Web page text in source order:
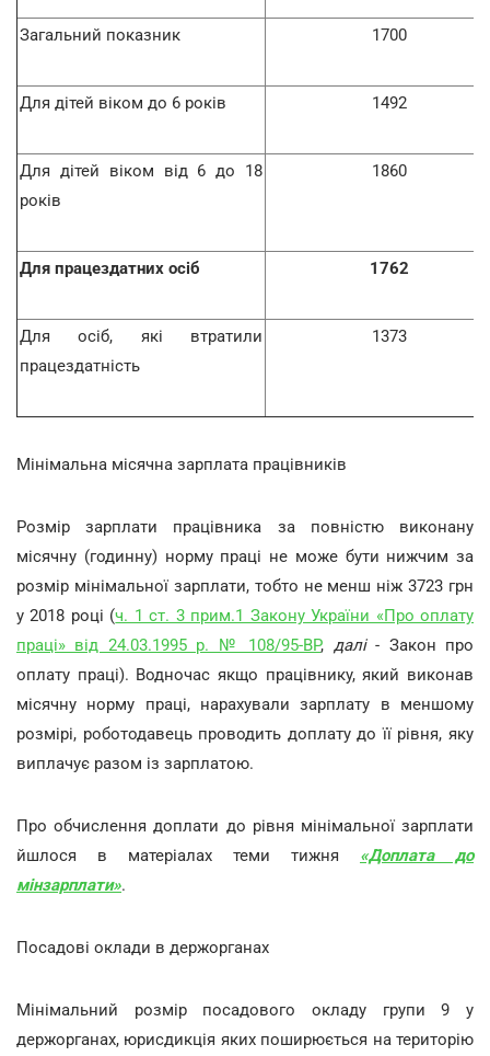
Загальний показник 1700
Для дітей віком до 6 років 1492
Для дітей віком від 6 до 18
років
1860
Для працездатних осіб 1762
Для осіб, які втратили
працездатність
1373
Мінімальна місячна зарплата працівників
Розмір зарплати працівника за повністю виконану
місячну (годинну) норму праці не може бути нижчим за
розмір мінімальної зарплати, тобто не менш ніж 3723 грн
у 2018 році (ч. 1 ст. 3 прим.1 Закону України «Про оплату
праці» від 24.03.1995 р. № 108/95-ВР, далі- Закон про
оплату праці). Водночас якщо працівнику, який виконав
місячну норму праці, нарахували зарплату в меншому
розмірі, роботодавець проводить доплату до її рівня, яку
виплачує разом із зарплатою.
Про обчислення доплати до рівня мінімальної зарплати
йшлося в матеріалах теми тижня «Доплата до
мінзарплати».
Посадові оклади в держорганах
Мінімальний розмір посадового окладу групи 9 у
держорганах, юрисдикція яких поширюється на територію